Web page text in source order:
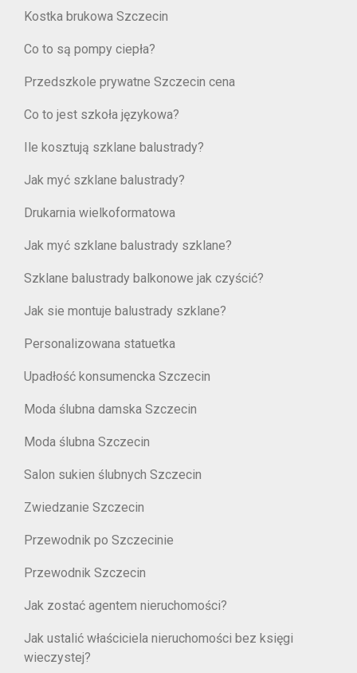
Kostka brukowa Szczecin
Co to są pompy ciepła?
Przedszkole prywatne Szczecin cena
Co to jest szkoła językowa?
Ile kosztują szklane balustrady?
Jak myć szklane balustrady?
Drukarnia wielkoformatowa
Jak myć szklane balustrady szklane?
Szklane balustrady balkonowe jak czyścić?
Jak sie montuje balustrady szklane?
Personalizowana statuetka
Upadłość konsumencka Szczecin
Moda ślubna damska Szczecin
Moda ślubna Szczecin
Salon sukien ślubnych Szczecin
Zwiedzanie Szczecin
Przewodnik po Szczecinie
Przewodnik Szczecin
Jak zostać agentem nieruchomości?
Jak ustalić właściciela nieruchomości bez księgi
wieczystej?